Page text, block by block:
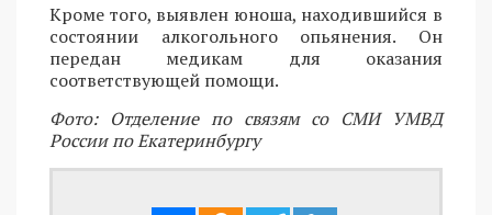
Кроме того, выявлен юноша, находившийся в
состоянии алкогольного опьянения. Он
передан медикам для оказания
соответствующей помощи.
Фото: Отделение по связям со СМИ УМВД
России по Екатеринбургу